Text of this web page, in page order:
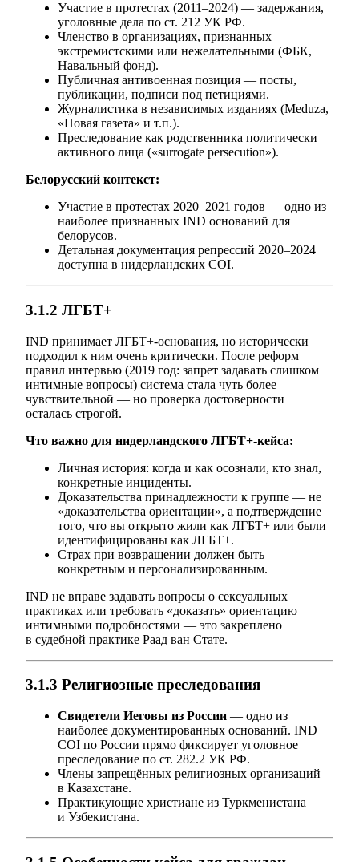
Участие в протестах (2011–2024) — задержания,
уголовные дела по ст. 212 УК РФ.
Членство в организациях, признанных
экстремистскими или нежелательными (ФБК,
Навальный фонд).
Публичная антивоенная позиция — посты,
публикации, подписи под петициями.
Журналистика в независимых изданиях (Meduza,
«Новая газета» и т.п.).
Преследование как родственника политически
активного лица («surrogate persecution»).
Белорусский контекст:
Участие в протестах 2020–2021 годов — одно из
наиболее признанных IND оснований для
белорусов.
Детальная документация репрессий 2020–2024
доступна в нидерландских COI.
3.1.2 ЛГБТ+
IND принимает ЛГБТ+-основания, но исторически
подходил к ним очень критически. После реформ
правил интервью (2019 год: запрет задавать слишком
интимные вопросы) система стала чуть более
чувствительной — но проверка достоверности
осталась строгой.
Что важно для нидерландского ЛГБТ+-кейса:
Личная история: когда и как осознали, кто знал,
конкретные инциденты.
Доказательства принадлежности к группе — не
«доказательства ориентации», а подтверждение
того, что вы открыто жили как ЛГБТ+ или были
идентифицированы как ЛГБТ+.
Страх при возвращении должен быть
конкретным и персонализированным.
IND не вправе задавать вопросы о сексуальных
практиках или требовать «доказать» ориентацию
интимными подробностями — это закреплено
в судебной практике Раад ван Стате.
3.1.3 Религиозные преследования
Свидетели Иеговы из России — одно из
наиболее документированных оснований. IND
COI по России прямо фиксирует уголовное
преследование по ст. 282.2 УК РФ.
Члены запрещённых религиозных организаций
в Казахстане.
Практикующие христиане из Туркменистана
и Узбекистана.